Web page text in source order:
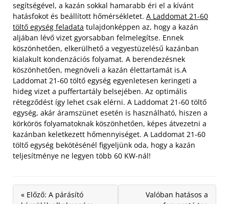
segítségével, a kazán sokkal hamarabb éri el a kívánt
hatásfokot és beállított hőmérsékletet. A Laddomat 21-60
töltő egység feladata tulajdonképpen az, hogy a kazán
aljában lévő vizet gyorsabban felmelegítse. Ennek
köszönhetően, elkerülhető a vegyestüzelésű kazánban
kialakult kondenzációs folyamat. A berendezésnek
köszönhetően, megnöveli a kazán élettartamát is.A
Laddomat 21-60 töltő egység egyenletesen keringeti a
hideg vizet a puffertartály belsejében. Az optimális
rétegződést így lehet csak elérni. A Laddomat 21-60 töltő
egység, akár áramszünet esetén is használható, hiszen a
körkörös folyamatoknak köszönhetően, képes átvezetni a
kazánban keletkezett hőmennyiséget. A Laddomat 21-60
töltő egység bekötésénél figyeljünk oda, hogy a kazán
teljesítménye ne legyen több 60 KW-nál!
« Előző: A párásító
Valóban hatásos a